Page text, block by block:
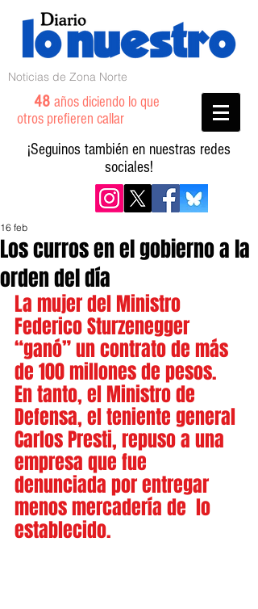
Noticias de Zona Norte
48 años diciendo lo que
otros prefieren callar
¡Seguinos también en nuestras redes
sociales!
Los curros en el gobierno a la
orden del día
16 feb
La mujer del Ministro
Federico Sturzenegger
“ganó” un contrato de más
de 100 millones de pesos.
En tanto, el Ministro de
Defensa, el teniente general
Carlos Presti, repuso a una
empresa que fue
denunciada por entregar
menos mercadería de  lo
establecido.